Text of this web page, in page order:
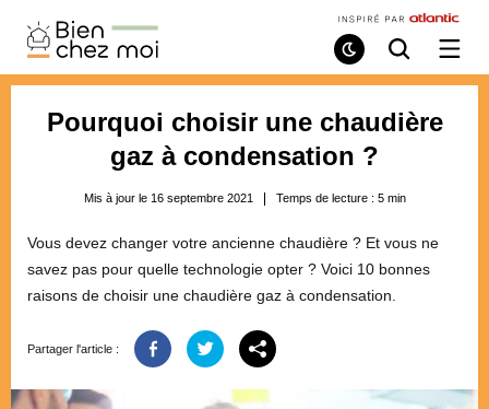
Bien
Chez
Moi
Mode
de
Recherche
/
Pourquoi choisir une chaudière
gaz à condensation ?
Mis à jour le 16 septembre 2021 Temps de lecture : 5 min
Vous devez changer votre ancienne chaudière ? Et vous ne
savez pas pour quelle technologie opter ? Voici 10 bonnes
raisons de choisir une chaudière gaz à condensation.
Partager l'article :